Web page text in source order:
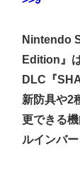
Nintendo
Edition』
DLC『
新防具や2
更できる
ルインバ